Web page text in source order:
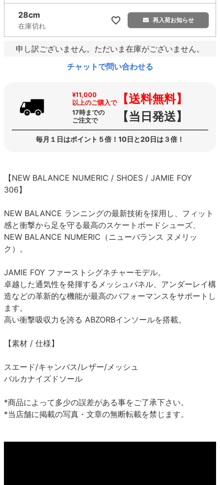
28cm
在庫切れ
再入荷お知らせ
申し訳ございません。ただいま在庫がございません。
チャットで問い合わせる
¥11,000
以上のご購入で【送料無料】
17時までの
ご注文で
【当日発送】
毎月１日はポイント５倍！10日と20日は３倍！
【NEW BALANCE NUMERIC / SHOES / JAMIE FOY
306】
NEW BALANCE ランニングの最新技術を採用し、フィット
感と衝撃から足を守る最高のスケートボードシューズ、
NEW BALANCE NUMERIC（ニューバランス ヌメリッ
ク）。
JAMIE FOY ファーストシグネチャーモデル。
卓越した通気性を発揮するメッシュパネル、アンダーレイ構
造などの革新的な機能が最高のパフォーマンスをサポートし
ます。
高い衝撃吸収力を誇る ABZORBインソールを搭載。
【素材 / 仕様】
スエード/キャンバス/レザー/メッシュ
バルカナイズドソール
*商品によって多少の誤差がある事をご了承下さい。
*当店舗に掲載の写真・文章の無断転載を禁じます。